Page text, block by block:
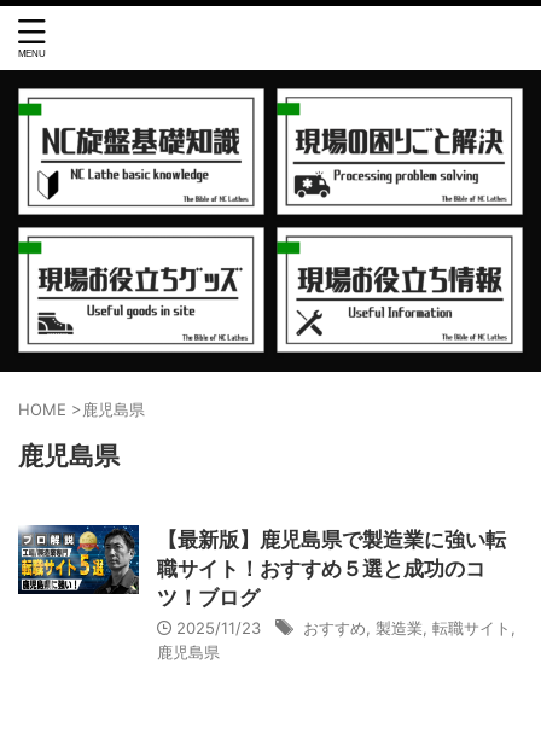
HOME >鹿児島県
鹿児島県
【最新版】鹿児島県で製造業に強い転
職サイト！おすすめ５選と成功のコ
ツ！ブログ
2025/11/23 おすすめ, 製造業, 転職サイト ,
鹿児島県